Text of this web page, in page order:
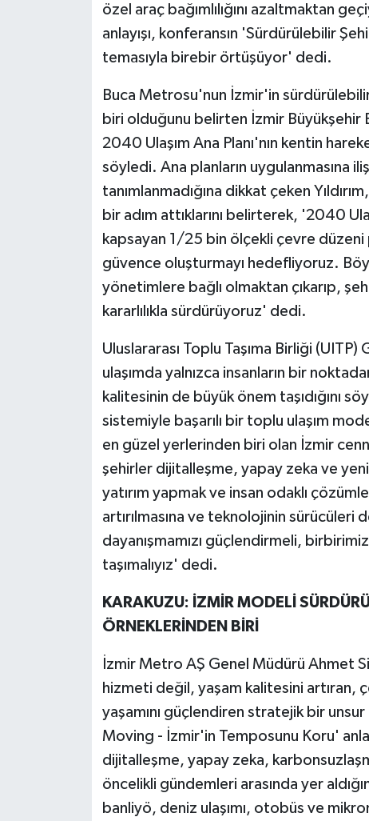
özel araç bağımlılığını azaltmaktan
anlayışı, konferansın 'Sürdürülebilir
temasıyla birebir örtüşüyor' dedi.
Buca Metrosu'nun İzmir'in
biri olduğunu belirten İzmir Büyükşehir
2040 Ulaşım Ana Planı'nın kentin
söyledi. Ana planların uygulanmasına
tanımlanmadığına dikkat çeken
bir adım attıklarını belirterek, '2040
kapsayan 1/25 bin ölçekli çevre düzeni
güvence oluşturmayı hedefliyoruz.
yönetimlere bağlı olmaktan çıkarıp,
kararlılıkla sürdürüyoruz' dedi.
Uluslararası Toplu Taşıma Birliği
ulaşımda yalnızca insanların bir
kalitesinin de büyük önem taşıdığını
sistemiyle başarılı bir toplu ulaşım
en güzel yerlerinden biri olan İzmir
şehirler dijitalleşme, yapay zeka ve
yatırım yapmak ve insan odaklı
artırılmasına ve teknolojinin
dayanışmamızı güçlendirmeli,
taşımalıyız' dedi.
KARAKUZU: İZMİR MODELİ
ÖRNEKLERİNDEN BİRİ
İzmir Metro AŞ Genel Müdürü Ahmet
hizmeti değil, yaşam kalitesini
yaşamını güçlendiren stratejik bir
Moving - İzmir'in Temposunu Koru'
dijitalleşme, yapay zeka,
öncelikli gündemleri arasında yer
banliyö, deniz ulaşımı, otobüs ve